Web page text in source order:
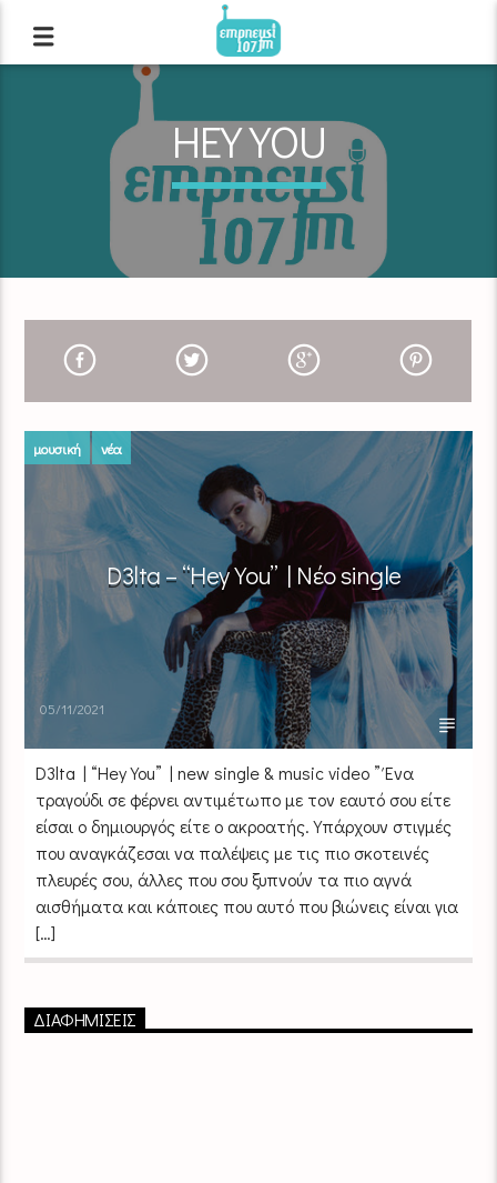
HEY YOU
μουσική νέα
D3lta – “Hey You” | Νέο single
05/11/2021
D3lta | “Hey You” | new single & music video ” Ένα
τραγούδι σε φέρνει αντιμέτωπο με τον εαυτό σου είτε
είσαι ο δημιουργός είτε ο ακροατής. Υπάρχουν στιγμές
που αναγκάζεσαι να παλέψεις με τις πιο σκοτεινές
πλευρές σου, άλλες που σου ξυπνούν τα πιο αγνά
αισθήματα και κάποιες που αυτό που βιώνεις είναι για
[…]
ΔΙΑΦΗΜΙΣΕΙΣ